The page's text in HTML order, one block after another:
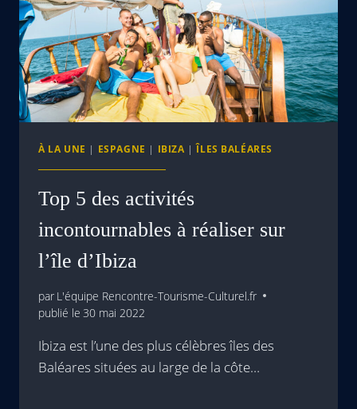
À LA UNE | ESPAGNE | IBIZA |ÎLES BALÉARES
Top 5 des activités
incontournables à réaliser sur
l’île d’Ibiza
par L'équipe Rencontre-Tourisme-Culturel.fr
publié le 30 mai 2022
Ibiza est l’une des plus célèbres îles des
Baléares situées au large de la côte…